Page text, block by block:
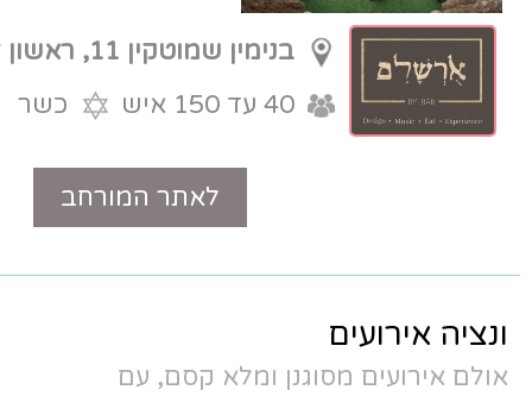
150 אורחים.
בנימין שמוטקין 11, ראשון לציון
כשר
טלפון
ומלא קסם, עם